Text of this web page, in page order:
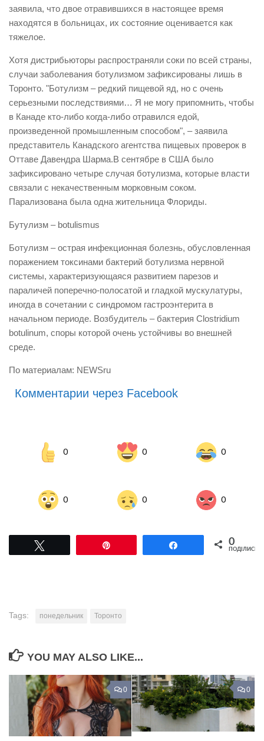
заявила, что двое отравившихся в настоящее время
находятся в больницах, их состояние оценивается как
тяжелое.
Хотя дистрибьюторы распространяли соки по всей страны,
случаи заболевания ботулизмом зафиксированы лишь в
Торонто. "Ботулизм – редкий пищевой яд, но с очень
серьезными последствиями… Я не могу припомнить, чтобы
в Канаде кто-либо когда-либо отравился едой,
произведенной промышленным способом", – заявила
представитель Канадского агентства пищевых проверок в
Оттаве Давендра Шарма.В сентябре в США было
зафиксировано четыре случая ботулизма, которые власти
связали с некачественным морковным соком.
Парализована была одна жительница Флориды.
Бутулизм – botulismus
Ботулизм – острая инфекционная болезнь, обусловленная
поражением токсинами бактерий ботулизма нервной
системы, характеризующаяся развитием парезов и
параличей поперечно-полосатой и гладкой мускулатуры,
иногда в сочетании с синдромом гастроэнтерита в
начальном периоде. Возбудитель – бактерия Clostridium
botulinum, споры которой очень устойчивы во внешней
среде.
По материалам: NEWSru
Комментарии через Facebook
0 0 0
0 0 0
Поділитися0
ПОДІЛИСЬ
Tags: понедельник Торонто
YOU MAY ALSO LIKE...
0 0